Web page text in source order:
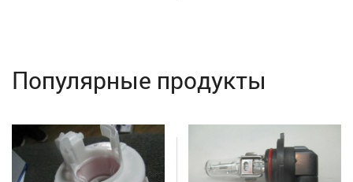
Популярные продукты